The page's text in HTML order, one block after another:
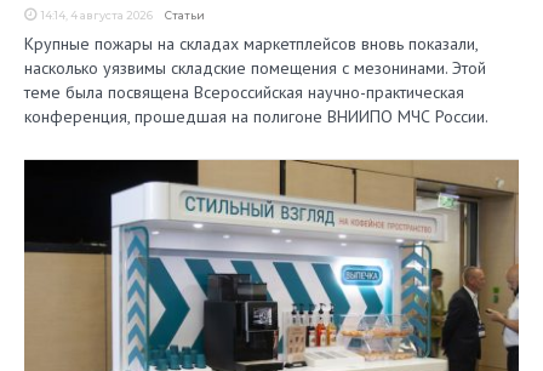
14:14, 4 августа 2026 Статьи
Крупные пожары на складах маркетплейсов вновь показали,
насколько уязвимы складские помещения с мезонинами. Этой
теме была посвящена Всероссийская научно-практическая
конференция, прошедшая на полигоне ВНИИПО МЧС России.